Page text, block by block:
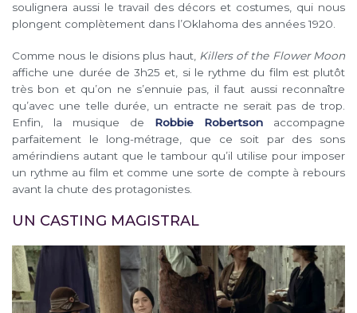
soulignera aussi le travail des décors et costumes, qui nous
plongent complètement dans l’Oklahoma des années 1920.
Comme nous le disions plus haut, Killers of the Flower Moon
affiche une durée de 3h25 et, si le rythme du film est plutôt
très bon et qu’on ne s’ennuie pas, il faut aussi reconnaître
qu’avec une telle durée, un entracte ne serait pas de trop.
Enfin, la musique de Robbie Robertson accompagne
parfaitement le long-métrage, que ce soit par des sons
amérindiens autant que le tambour qu’il utilise pour imposer
un rythme au film et comme une sorte de compte à rebours
avant la chute des protagonistes.
UN CASTING MAGISTRAL